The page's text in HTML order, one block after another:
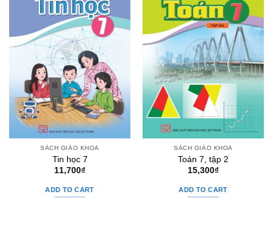
SÁCH GIÁO KHOA
Tin học 7
11,700₫
ADD TO CART
SÁCH GIÁO KHOA
Toán 7, tập 2
15,300₫
ADD TO CART